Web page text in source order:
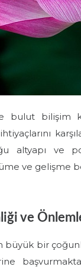
bulut bilişim
altyapı ve
ve gelişme
ve
büyük bir